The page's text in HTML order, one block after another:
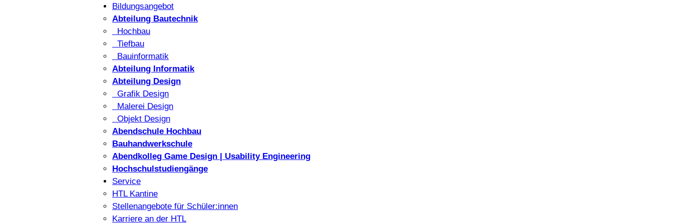
Bildungsangebot
Abteilung Bautechnik
Hochbau
Tiefbau
Bauinformatik
Abteilung Informatik
Abteilung Design
Grafik Design
Malerei Design
Objekt Design
Abendschule Hochbau
Bauhandwerkschule
Abendkolleg Game Design | Usability Engineering
Hochschulstudiengänge
Service
HTL Kantine
Stellenangebote für Schüler:innen
Karriere an der HTL